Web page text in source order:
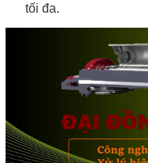
tối đa.